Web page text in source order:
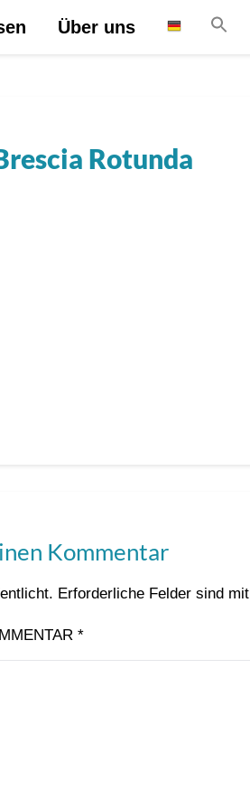
Über uns
Rotunda
Kommentar
Erforderliche Felder sind mit
*